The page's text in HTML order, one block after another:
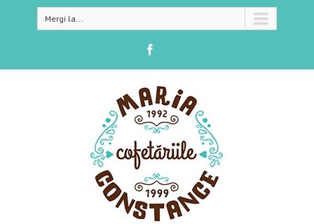
Mergi la...